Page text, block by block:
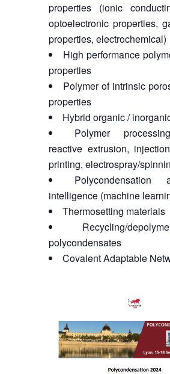
properties (ionic
optoelectronic properties,
properties, electrochemical)
High performance
properties
Polymer of intrinsic
properties
Hybrid organic /
Polymer
reactive extrusion,
printing, electrospray/
Polycondensation
intelligence (machine
Thermosetting materials
Recycling/
polycondensates
Covalent Adaptable